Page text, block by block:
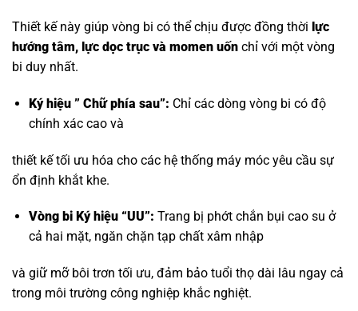
Thiết kế này giúp vòng bi có thể chịu được đồng thời lực
hướng tâm, lực dọc trục và momen uốn chỉ với một vòng
bi duy nhất.
Ký hiệu ” Chữ phía sau”: Chỉ các dòng vòng bi có độ
chính xác cao và
thiết kế tối ưu hóa cho các hệ thống máy móc yêu cầu sự
ổn định khắt khe.
Vòng bi Ký hiệu “UU”: Trang bị phớt chắn bụi cao su ở
cả hai mặt, ngăn chặn tạp chất xâm nhập
và giữ mỡ bôi trơn tối ưu, đảm bảo tuổi thọ dài lâu ngay cả
trong môi trường công nghiệp khắc nghiệt.